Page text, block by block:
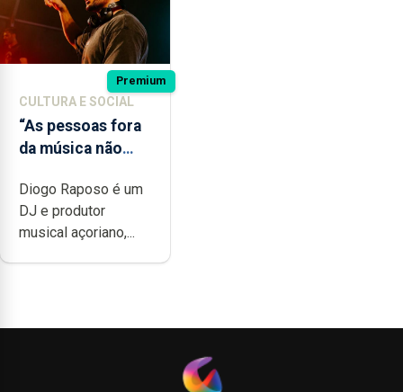
Premium
CULTURA E SOCIAL
“As pessoas fora
da música não
quão difícil é
produzir uma
música”
Diogo Raposo é um
DJ e produtor
musical açoriano,...